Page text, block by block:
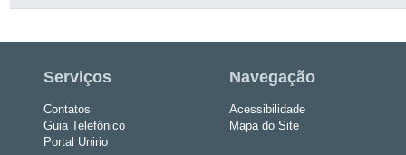
Serviços
Contatos
Guia Telefônico
Portal Unirio
Navegação
Acessibilidade
Mapa do Site